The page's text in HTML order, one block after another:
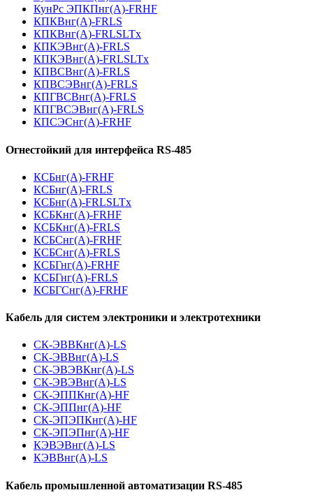
КунРс ЭПКПнг(А)-FRHF
КПКВнг(А)-FRLS
КПКВнг(А)-FRLSLTx
КПКЭВнг(А)-FRLS
КПКЭВнг(А)-FRLSLTx
КПВСВнг(А)-FRLS
КПВСЭВнг(А)-FRLS
КПГВСВнг(А)-FRLS
КПГВСЭВнг(А)-FRLS
КПСЭСнг(А)-FRHF
Огнестойкий для интерфейса RS-485
КСБнг(А)-FRHF
КСБнг(А)-FRLS
КСБнг(А)-FRLSLTx
КСБКнг(А)-FRHF
КСБКнг(А)-FRLS
КСБСнг(А)-FRHF
КСБСнг(А)-FRLS
КСБГнг(А)-FRHF
КСБГнг(А)-FRLS
КСБГСнг(А)-FRHF
Кабель для систем электроники и электротехники
СК-ЭВВКнг(А)-LS
СК-ЭВВнг(А)-LS
СК-ЭВЭВКнг(А)-LS
СК-ЭВЭВнг(А)-LS
СК-ЭППКнг(А)-HF
СК-ЭППнг(А)-HF
СК-ЭПЭПКнг(А)-HF
СК-ЭПЭПнг(А)-HF
КЭВЭВнг(А)-LS
КЭВВнг(А)-LS
Кабель промышленной автоматизации RS-485